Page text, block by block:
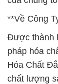
**Về Công
Được thành
pháp hóa
Hóa Chất
chất lượng